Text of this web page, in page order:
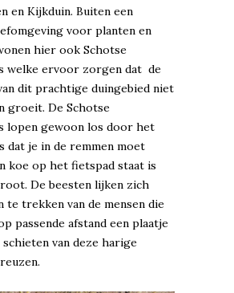
en Kijkduin. Buiten een
voor planten en
hier ook Schotse
welke ervoor zorgen dat de
dit prachtige duingebied niet
groeit. De Schotse
lopen gewoon los door het
dat je in de remmen moet
koe op het fietspad staat is
De beesten lijken zich
te trekken van de mensen die
passende afstand een plaatje
van deze harige